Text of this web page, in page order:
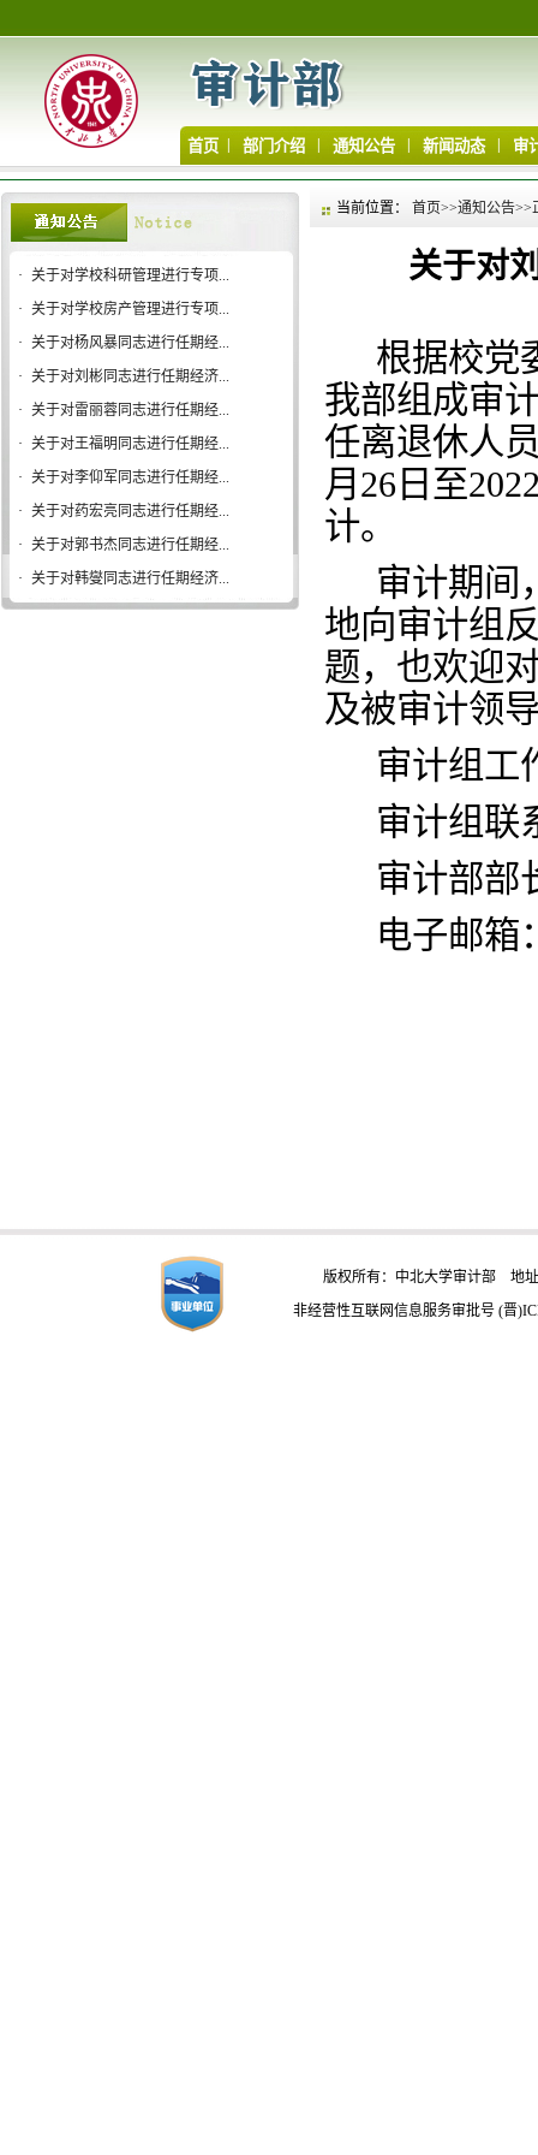
首页 部门介绍 通知公告 新闻动态 审
· 关于对学校科研管理进行专项...
· 关于对学校房产管理进行专项...
· 关于对杨风暴同志进行任期经...
· 关于对刘彬同志进行任期经济...
· 关于对雷丽蓉同志进行任期经...
· 关于对王福明同志进行任期经...
· 关于对李仰军同志进行任期经...
· 关于对药宏亮同志进行任期经...
· 关于对郭书杰同志进行任期经...
· 关于对韩燮同志进行任期经济...
当前位置： 首页>>通知公告>>
关于对
根据校党
我部组成审
任离退休人
月26日至
计。
审计期间
地向审计组
题，也欢迎
及被审计领
审计组工
审计组联
审计部部
电子邮箱
版权所有：中北大学审计部 地址
非经营性互联网信息服务审批号 (晋